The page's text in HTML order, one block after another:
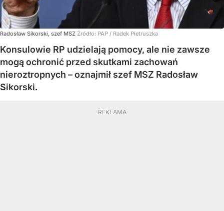
Radosław Sikorski, szef MSZ Źródło: PAP / Radek Pietruszka
Konsulowie RP udzielają pomocy, ale nie zawsze
mogą ochronić przed skutkami zachowań
nieroztropnych – oznajmił szef MSZ Radosław
Sikorski.